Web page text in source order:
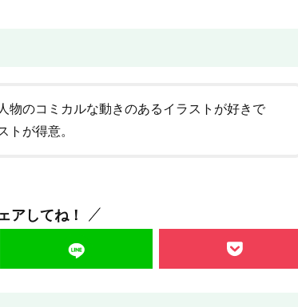
物のコミカルな動きのあるイラストが好きで
トが得意。
アしてね！